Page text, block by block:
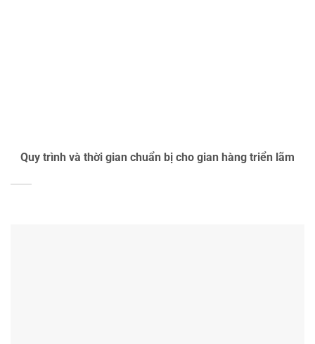
Quy trình và thời gian chuẩn bị cho gian hàng triển lãm